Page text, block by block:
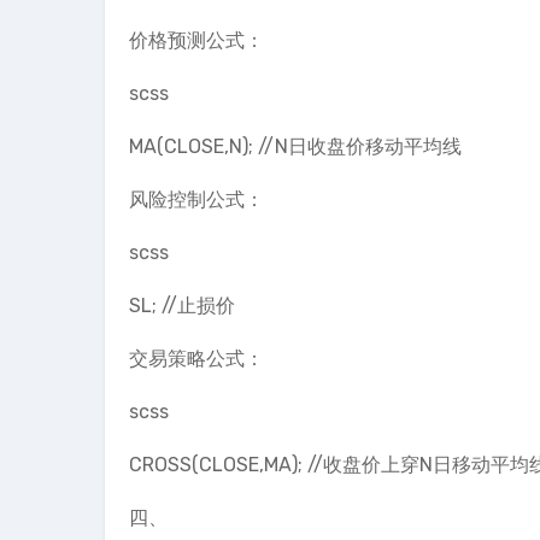
价格预测公式：
scss
MA(CLOSE,N); //N日收盘价移动平均线
风险控制公式：
scss
SL; //止损价
交易策略公式：
scss
CROSS(CLOSE,MA); //收盘价上穿N日移动平均
四、